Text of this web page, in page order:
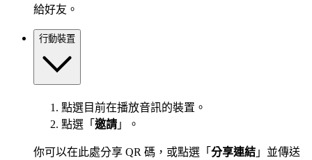
給好友。
行動裝置
點選目前在播放音訊的裝置。
點選「 邀請 」。
你可以在此處分享 QR 碼，或點選「 分享連結 」並傳送